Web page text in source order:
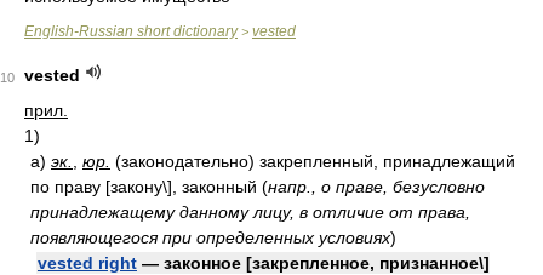
English-Russian short dictionary> vested
10
vested
прил.
1)
а) эк. юр. (законодательно) закрепленный, принадлежащий
по праву [закону\], законный (напр., о праве, безусловно
принадлежащему данному лицу, в отличие от права,
появляющегося при определенных условиях)
vested right — законное [закрепленное, признанное\]